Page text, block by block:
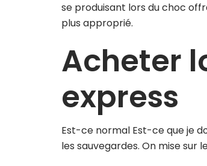
se produisant lors du choc
plus approprié.
Acheter
express
Est-ce normal Est-ce que je
les sauvegardes. On mise sur